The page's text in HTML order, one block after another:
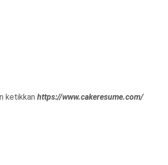
ketikkan https://www.cakeresume.com/